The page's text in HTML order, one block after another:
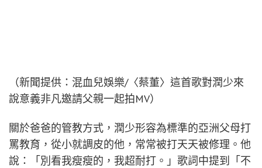
（新聞提供：混血兒娛樂/〈蔡董〉這首歌對潤少來
說意義非凡邀請父親一起拍MV）
關於爸爸的管教方式，潤少形容為標準的亞洲父母打
罵教育，從小就調皮的他，常常被打天天被修理。他
說：「別看我瘦瘦的，我超耐打。」歌詞中提到「不